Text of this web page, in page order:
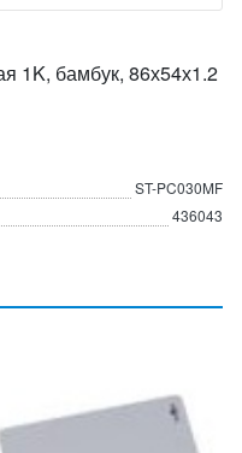
1K, бамбук, 86х54х1.2
ST-PC030MF
436043